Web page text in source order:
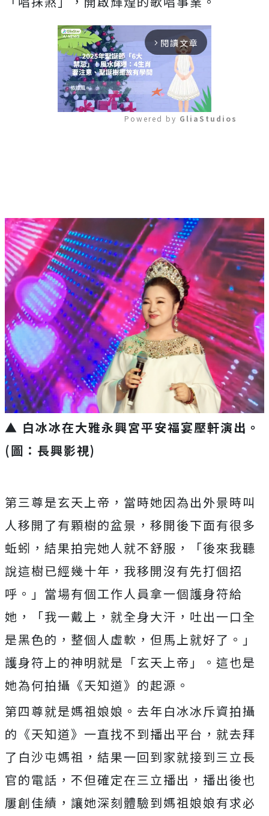
arrow_forward_ios 閱讀文章
Powered by GliaStudios
▲ 白冰冰在大雅永興宮平安福宴壓軒演出。
(圖：長興影視)
第三尊是玄天上帝，當時她因為出外景時叫
人移開了有顆樹的盆景， 移開後下面有很多
蚯蚓，結果拍完她人就不舒服，「後來我聽
說這樹已經幾十年，我移開沒有先打個招
呼。」當場有個工作人員拿一個護身符給
她，「我一戴上，就全身大汗，吐出一口全
是黑色的， 整個人虛軟，但馬上就好了。」
護身符上的神明就是「玄天上帝」。 這也是
她為何拍攝《天知道》的起源。
第四尊就是媽祖娘娘。去年白冰冰斥資拍攝
的《天知道》一直找不到播出平台，就去拜
了白沙屯媽祖，結果一回到家就接到三立長
官的電話，不但確定在三立播出，播出後也
屢創佳績， 讓她深刻體驗到媽祖娘娘有求必